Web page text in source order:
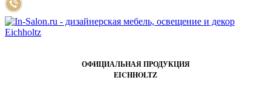
ОФИЦИАЛЬНАЯ ПРОДУКЦИЯ
EICHHOLTZ